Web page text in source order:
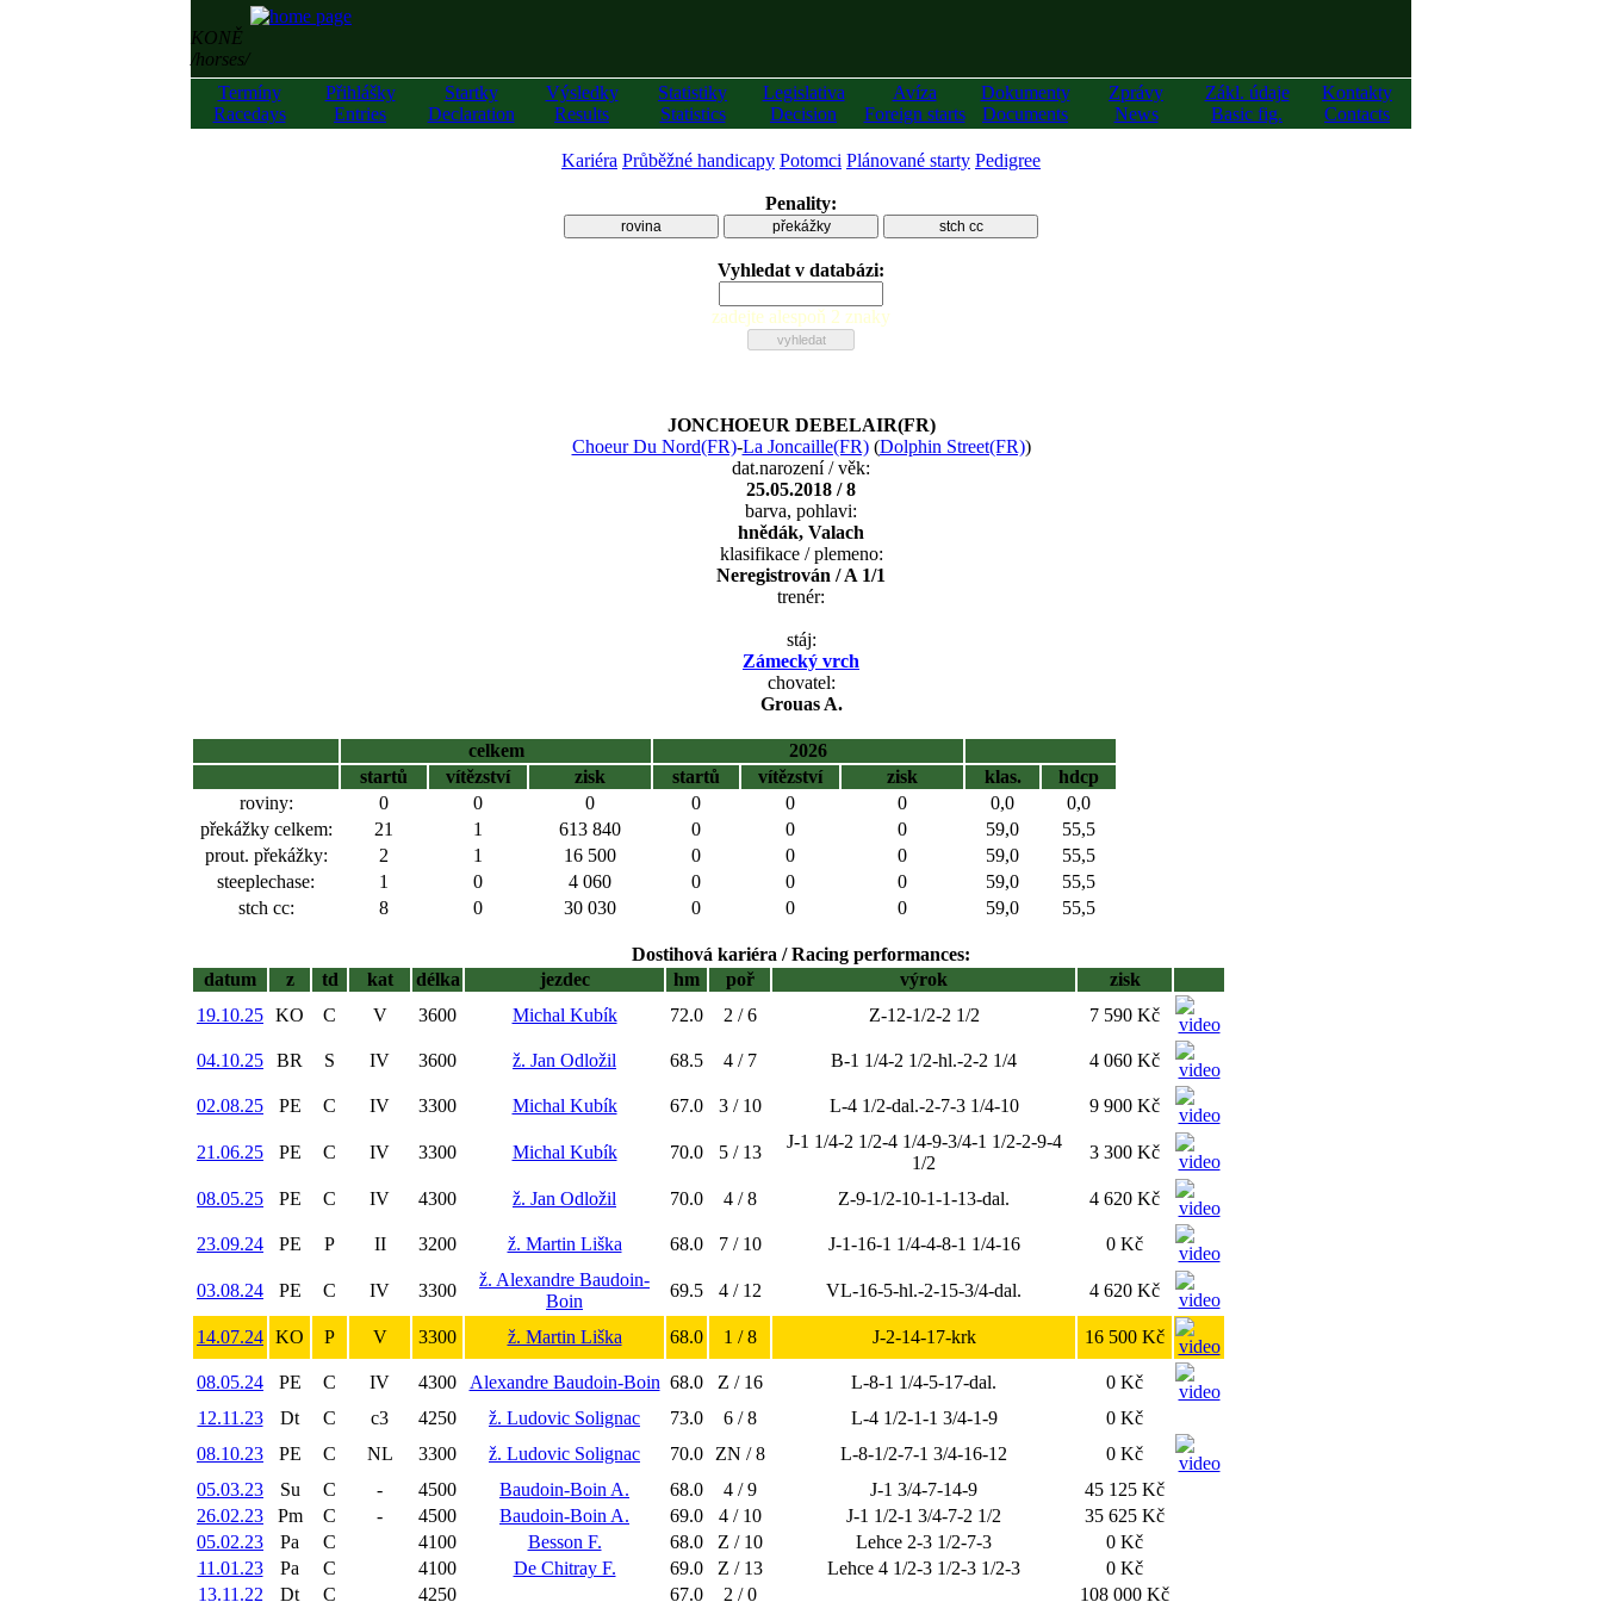
KONĚ
/horses/
Termíny
Racedays
Přihlášky
Entries
Startky
Declaration
Výsledky
Results
Statistiky
Statistics
Legislativa
Decision
Avíza
Foreign starts
Dokumenty
Documents
Zprávy
News
Zákl. údaje
Basic fig.
Kontakty
Contacts
Kariéra Průběžné handicapy Potomci Plánované starty Pedigree
Penality:
rovina překážky stch cc
Vyhledat v databázi:
zadejte alespoň 2 znaky
JONCHOEUR DEBELAIR(FR)
Choeur Du Nord(FR)-La Joncaille(FR)(Dolphin Street(FR))
dat.narození / věk:
25.05.2018 / 8
barva, pohlavi:
hnědák, Valach
klasifikace / plemeno:
Neregistrován / A 1/1
trenér:
stáj:
Zámecký vrch
chovatel:
Grouas A.
celkem
2026
startů
vítězství zisk startů vítězství zisk klas.
hdcp
roviny:
0 0 0 0 0 0 0,0
0,0
překážky celkem:
21 1 613 840 0 0 0 59,0
55,5
prout. překážky:
2 1 16 500 0 0 0 59,0
55,5
steeplechase:
1 0 4 060 0 0 0 59,0
55,5
stch cc:
8 0 30 030 0 0 0 59,0 55,5
Dostihová kariéra / Racing performances:
datum
z td kat délka jezdec hm poř výrok
zisk
19.10.25 KO C V 3600 Michal Kubík 72.0 2 / 6 Z-12-1/2-2 1/2 7 590 Kč
04.10.25 BR S IV 3600 ž. Jan Odložil 68.5 4 / 7 B-1 1/4-2 1/2-hl.-2-2 1/4 4 060 Kč
02.08.25 PE C IV 3300 Michal Kubík 67.0 3 / 10 L-4 1/2-dal.-2-7-3 1/4-10 9 900 Kč
21.06.25 PE C IV 3300 Michal Kubík 70.0 5 / 13
J-1 1/4-2 1/2-4 1/4-9-3/4-1 1/2-2-9-4
1/2
3 300 Kč
08.05.25 PE C IV 4300 ž. Jan Odložil 70.0 4 / 8 Z-9-1/2-10-1-1-13-dal. 4 620 Kč
23.09.24 PE P II 3200 ž. Martin Liška 68.0 7 / 10 J-1-16-1 1/4-4-8-1 1/4-16 0 Kč
03.08.24 PE C IV 3300
ž. Alexandre Baudoin-
Boin
69.5 4 / 12 VL-16-5-hl.-2-15-3/4-dal. 4 620 Kč
14.07.24 KO P V 3300 ž. Martin Liška 68.0 1 / 8 J-2-14-17-krk 16 500 Kč
08.05.24 PE C IV 4300 Alexandre Baudoin-Boin 68.0 Z / 16 L-8-1 1/4-5-17-dal.
0 Kč
12.11.23
Dt C c3 4250 ž. Ludovic Solignac 73.0 6 / 8 L-4 1/2-1-1 3/4-1-9
0 Kč
08.10.23
PE C NL 3300 ž. Ludovic Solignac 70.0 ZN / 8 L-8-1/2-7-1 3/4-16-12
0 Kč
05.03.23
Su C - 4500 Baudoin-Boin A. 68.0 4 / 9 J-1 3/4-7-14-9
45 125 Kč
26.02.23
Pm C - 4500 Baudoin-Boin A. 69.0 4 / 10 J-1 1/2-1 3/4-7-2 1/2
35 625 Kč
05.02.23
Pa C 4100 Besson F. 68.0 Z / 10 Lehce 2-3 1/2-7-3
0 Kč
11.01.23
Pa C 4100 De Chitray F. 69.0 Z / 13 Lehce 4 1/2-3 1/2-3 1/2-3
0 Kč
13.11.22
Dt C 4250 67.0 2 / 0 108 000 Kč